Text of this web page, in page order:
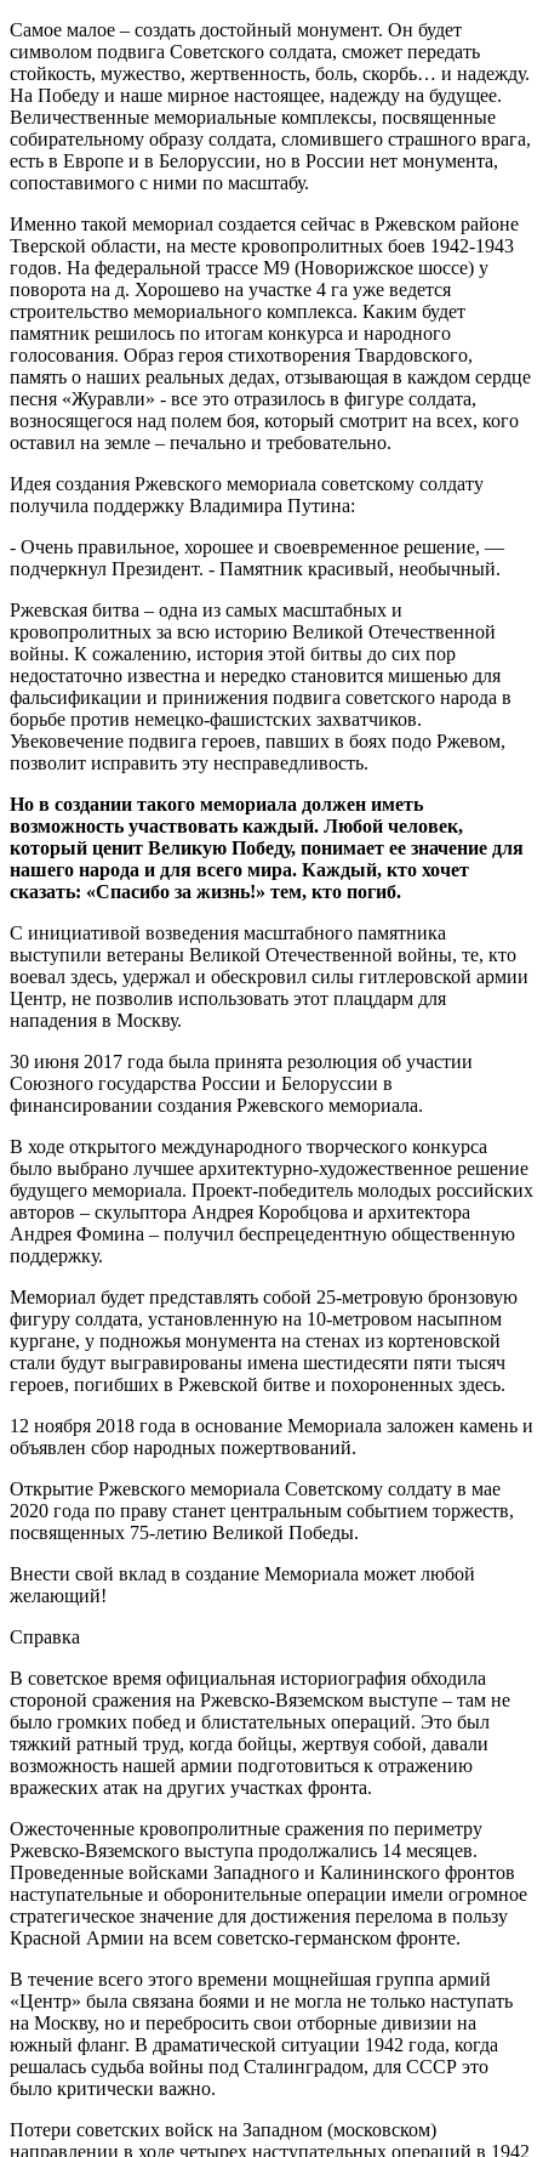
Самое малое – создать достойный монумент. Он будет
символом подвига Советского солдата, сможет передать
стойкость, мужество, жертвенность, боль, скорбь… и надежду.
На Победу и наше мирное настоящее, надежду на будущее.
Величественные мемориальные комплексы, посвященные
собирательному образу солдата, сломившего страшного врага,
есть в Европе и в Белоруссии, но в России нет монумента,
сопоставимого с ними по масштабу.
Именно такой мемориал создается сейчас в Ржевском районе
Тверской области, на месте кровопролитных боев 1942-1943
годов. На федеральной трассе М9 (Новорижское шоссе) у
поворота на д. Хорошево на участке 4 га уже ведется
строительство мемориального комплекса. Каким будет
памятник решилось по итогам конкурса и народного
голосования. Образ героя стихотворения Твардовского,
память о наших реальных дедах, отзывающая в каждом сердце
песня «Журавли» - все это отразилось в фигуре солдата,
возносящегося над полем боя, который смотрит на всех, кого
оставил на земле – печально и требовательно.
Идея создания Ржевского мемориала советскому солдату
получила поддержку Владимира Путина:
- Очень правильное, хорошее и своевременное решение, —
подчеркнул Президент. - Памятник красивый, необычный.
Ржевская битва – одна из самых масштабных и
кровопролитных за всю историю Великой Отечественной
войны. К сожалению, история этой битвы до сих пор
недостаточно известна и нередко становится мишенью для
фальсификации и принижения подвига советского народа в
борьбе против немецко-фашистских захватчиков.
Увековечение подвига героев, павших в боях подо Ржевом,
позволит исправить эту несправедливость.
Но в создании такого мемориала должен иметь
возможность участвовать каждый. Любой человек,
который ценит Великую Победу, понимает ее значение для
нашего народа и для всего мира. Каждый, кто хочет
сказать: «Спасибо за жизнь!» тем, кто погиб.
С инициативой возведения масштабного памятника
выступили ветераны Великой Отечественной войны, те, кто
воевал здесь, удержал и обескровил силы гитлеровской армии
Центр, не позволив использовать этот плацдарм для
нападения в Москву.
30 июня 2017 года была принята резолюция об участии
Союзного государства России и Белоруссии в
финансировании создания Ржевского мемориала.
В ходе открытого международного творческого конкурса
было выбрано лучшее архитектурно-художественное решение
будущего мемориала. Проект-победитель молодых российских
авторов – скульптора Андрея Коробцова и архитектора
Андрея Фомина – получил беспрецедентную общественную
поддержку.
Мемориал будет представлять собой 25-метровую бронзовую
фигуру солдата, установленную на 10-метровом насыпном
кургане, у подножья монумента на стенах из кортеновской
стали будут выгравированы имена шестидесяти пяти тысяч
героев, погибших в Ржевской битве и похороненных здесь.
12 ноября 2018 года в основание Мемориала заложен камень и
объявлен сбор народных пожертвований.
Открытие Ржевского мемориала Советскому солдату в мае
2020 года по праву станет центральным событием торжеств,
посвященных 75-летию Великой Победы.
Внести свой вклад в создание Мемориала может любой
желающий!
Справка
В советское время официальная историография обходила
стороной сражения на Ржевско-Вяземском выступе – там не
было громких побед и блистательных операций. Это был
тяжкий ратный труд, когда бойцы, жертвуя собой, давали
возможность нашей армии подготовиться к отражению
вражеских атак на других участках фронта.
Ожесточенные кровопролитные сражения по периметру
Ржевско-Вяземского выступа продолжались 14 месяцев.
Проведенные войсками Западного и Калининского фронтов
наступательные и оборонительные операции имели огромное
стратегическое значение для достижения перелома в пользу
Красной Армии на всем советско-германском фронте.
В течение всего этого времени мощнейшая группа армий
«Центр» была связана боями и не могла не только наступать
на Москву, но и перебросить свои отборные дивизии на
южный фланг. В драматической ситуации 1942 года, когда
решалась судьба войны под Сталинградом, для СССР это
было критически важно.
Потери советских войск на Западном (московском)
направлении в ходе четырех наступательных операций в 1942